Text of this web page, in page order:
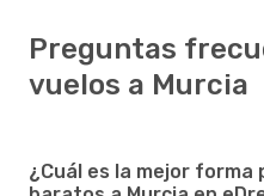
Preguntas
vuelos a Murcia
¿Cuál es la mejor